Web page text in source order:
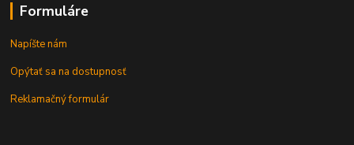
Formuláre
Napíšte nám
Opýtať sa na dostupnosť
Reklamačný formulár